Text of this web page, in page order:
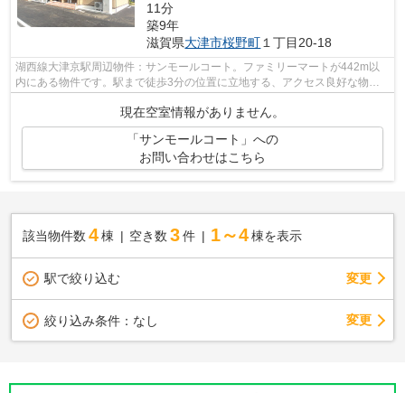
11分
築9年
滋賀県大津市桜野町１丁目20-18
湖西線大津京駅周辺物件：サンモールコート。ファミリーマートが442m以
内にある物件です。駅まで徒歩3分の位置に立地する、アクセス良好な物件
現在空室情報がありません。
「サンモールコート」への
お問い合わせはこちら
該当物件数 4棟 空き数 3 件 1～4 棟を表示
駅で絞り込む 変更
絞り込み条件： なし 変更